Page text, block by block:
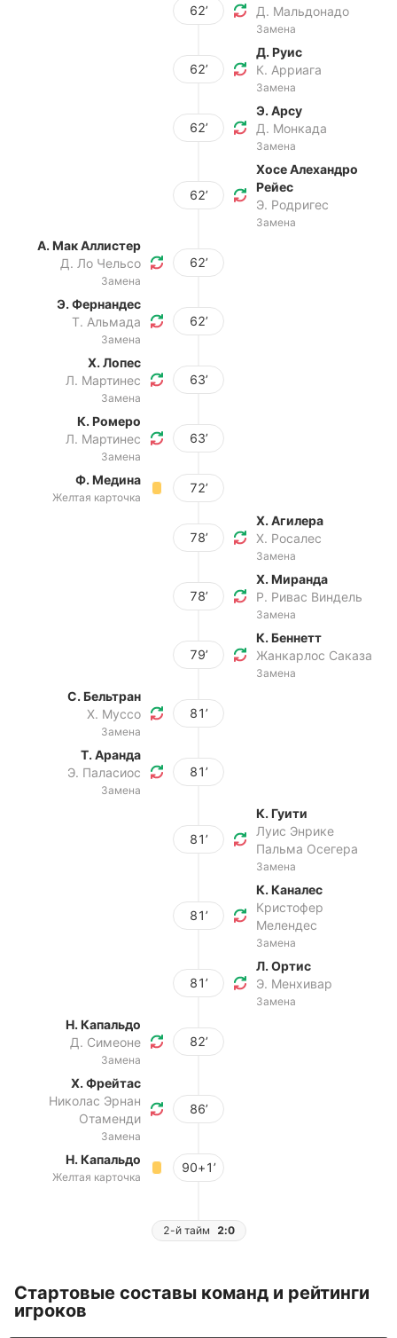
62’
Д. Мальдонадо
Замена
62’
Д. Руис
К. Арриага
Замена
62’
Э. Арсу
Д. Монкада
Замена
62’
Хосе Алехандро
Рейес
Э. Родригес
Замена
А. Мак Аллистер
Д. Ло Чельсо
Замена
62’
Э. Фернандес
Т. Альмада
Замена
62’
Х. Лопес
Л. Мартинес
Замена
63’
К. Ромеро
Л. Мартинес
Замена
63’
Ф. Медина
Желтая карточка
72’
78’
Х. Агилера
Х. Росалес
Замена
78’
Х. Миранда
Р. Ривас Виндель
Замена
79’
К. Беннетт
Жанкарлос Саказа
Замена
С. Бельтран
Х. Муссо
Замена
81’
Т. Аранда
Э. Паласиос
Замена
81’
81’
К. Гуити
Луис Энрике
Пальма Осегера
Замена
81’
К. Каналес
Кристофер
Мелендес
Замена
81’
Л. Ортис
Э. Менхивар
Замена
Н. Капальдо
Д. Симеоне
Замена
82’
Х. Фрейтас
Николас Эрнан
Отаменди
Замена
86’
Н. Капальдо
Желтая карточка
90+1’
2-й тайм 2:0
Стартовые составы команд и рейтинги
игроков